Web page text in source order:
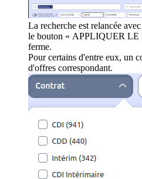
La recherche est relancée
le bouton « APPLIQUER LE
ferme.
Pour certains d'entre eux, un
d'offres correspondant.